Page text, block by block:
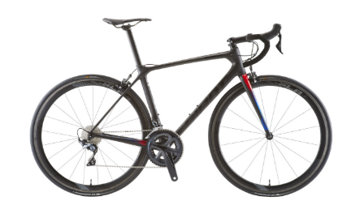
SEARCH...